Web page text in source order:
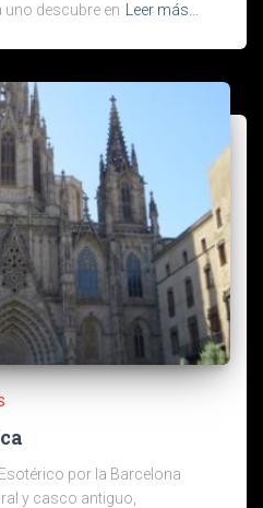
descubre en Leer más…
por la Barcelona
y casco antiguo,